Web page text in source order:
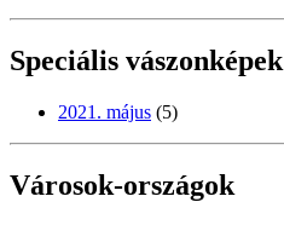
Speciális vászonképek
2021. május (5)
Városok-országok